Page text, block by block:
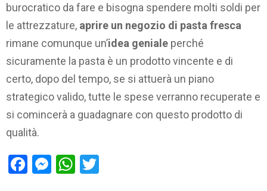
burocratico da fare e bisogna spendere molti soldi per
le attrezzature, aprire un negozio di pasta fresca
rimane comunque un’idea geniale perché
sicuramente la pasta è un prodotto vincente e di
certo, dopo del tempo, se si attuerà un piano
strategico valido, tutte le spese verranno recuperate e
si comincerà a guadagnare con questo prodotto di
qualità.
Facebook
Messenger
WhatsApp